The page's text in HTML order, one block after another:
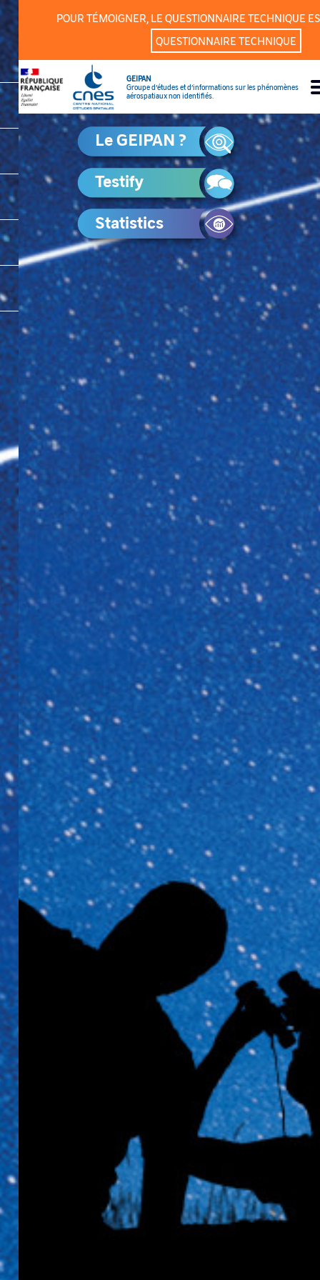
Cookies management panel
POUR TÉMOIGNER, LE QUESTIONNAIRE TECHNIQUE
QUESTIONNAIRE TECHNIQUE
GEIPAN
Groupe d’études et d’informations sur les phénomènes
aérospatiaux non identifiés.
Le GEIPAN ?
Testify
Statistics